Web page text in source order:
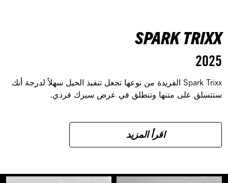
SPARK TRIXX
2025
Spark Trixx الفريدة من نوعها تجعل تنفيذ الحيل سهلاً لدرجة أنك
ستتسلق على متنها وتنطلق في عرض سيرك فردي.
اقرأ المزيد